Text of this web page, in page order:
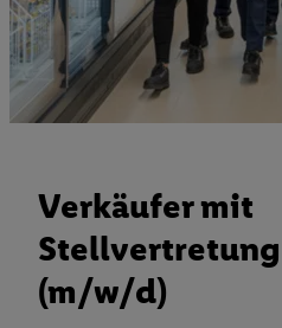
Verkäufer mit
(m/w/d)